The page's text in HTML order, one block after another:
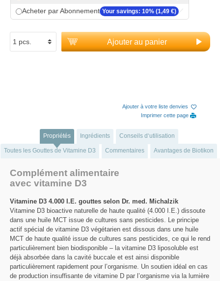
Acheter par Abonnement Your savings: 10% (1,49 €)
Ajouter au panier
Ajouter à votre liste denvies
Imprimer cette page
Propriétés Ingrédients Conseils d‘utilisation
Toutes les Gouttes de Vitamine D3 Commentaires Avantages de Biotikon
Complément alimentaire
avec vitamine D3
Vitamine D3 4.000 I.E. gouttes selon Dr. med. Michalzik
Vitamine D3 bioactive naturelle de haute qualité (4.000 I.E.) dissoute
dans une huile MCT issue de cultures sans pesticides. Le principe
actif spécial de vitamine D3 végétarien est dissous dans une huile
MCT de haute qualité issue de cultures sans pesticides, ce qui le rend
particulièrement bien biodisponible – la vitamine D3 liposoluble est
déjà absorbée dans la cavité buccale et est ainsi disponible
particulièrement rapidement pour l’organisme. Un soutien idéal en cas
de production insuffisante de vitamine D par l’organisme via la lumière